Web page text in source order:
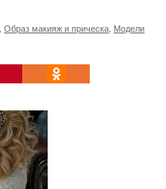
Образ макияж и прическа Модели